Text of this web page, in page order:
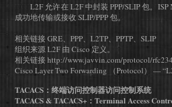
L2F 允许在 L2F 中封装 PPP/SLIP 包。ISP
成功地传输或接收 SLIP/PPP 包。
相关链接 GRE、PPP、L2TP、PPTP、SLIP
组织来源 L2F 由 Cisco 定义。
相关链接 http://www.javvin.com/protocol/
Cisco Layer Two Forwarding （Protocol） —
TACACS：终端访问控制器访问控制系统
TACACS & TACACS+：Terminal Access